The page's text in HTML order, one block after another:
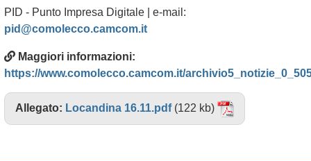
PID - Punto Impresa Digitale | e-mail:
pid@comolecco.camcom.it
Maggiori informazioni:
https://www.comolecco.camcom.it/
Allegato: Locandina 16.11.pdf(122 kb)